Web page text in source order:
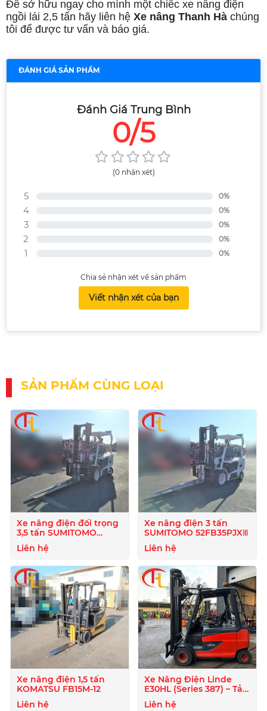
Để sở hữu ngay cho mình một chiếc xe nâng điện
ngồi lái 2,5 tấn hãy liên hệ Xe nâng Thanh Hà chúng
tôi để được tư vấn và báo giá.
ĐÁNH GIÁ SẢN PHẨM
Đánh Giá Trung Bình
0/5
(0 nhận xét)
5 0%
4 0%
3 0%
2 0%
1 0%
Chia sẻ nhận xét về sản phẩm
Viết nhận xét của bạn
SẢN PHẨM CÙNG LOẠI
Xe nâng điện đối trọng
3,5 tấn SUMITOMO
52FB35PJXⅢ
Liên hệ
Xe nâng điện 3 tấn
SUMITOMO 52FB35PJXⅢ
Liên hệ
Xe nâng điện 1,5 tấn
KOMATSU FB15M-12
Liên hệ
Xe Nâng Điện Linde
E30HL (Series 387) – Tải
Trọng 3 Tấn
Liên hệ